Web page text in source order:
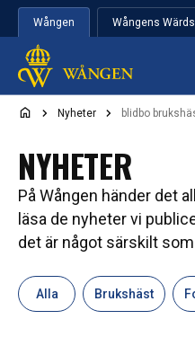
Hoppa till innehåll
Wången Wångens
Nyheter blidbo
NYHETER
På Wången händer det
läsa de nyheter vi
det är något särskilt
Alla Brukshäst